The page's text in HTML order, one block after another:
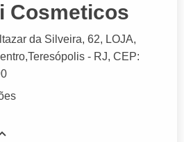
Cosmeticos
da Silveira, 62, LOJA,
Teresópolis - RJ, CEP: